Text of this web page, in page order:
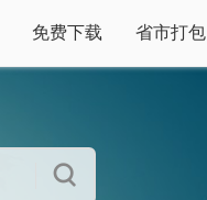
免费下载 省市打包